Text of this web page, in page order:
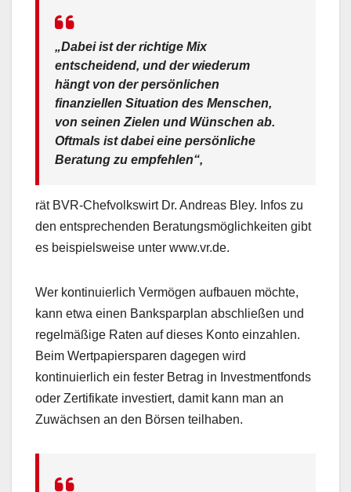
„Dabei ist der richtige Mix
entscheidend, und der wiederum
hängt von der persönlichen
finanziellen Situation des Menschen,
von seinen Zielen und Wünschen ab.
Oftmals ist dabei eine persönliche
Beratung zu empfehlen“,
rät BVR-Chefvolkswirt Dr. Andreas Bley. Infos zu
den entsprechenden Beratungsmöglichkeiten gibt
es beispielsweise unter www.vr.de.
Wer kontinuierlich Vermögen aufbauen möchte,
kann etwa einen Banksparplan abschließen und
regelmäßige Raten auf dieses Konto einzahlen.
Beim Wertpapiersparen dagegen wird
kontinuierlich ein fester Betrag in Investmentfonds
oder Zertifikate investiert, damit kann man an
Zuwächsen an den Börsen teilhaben.